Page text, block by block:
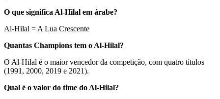
O que significa Al-Hilal em árabe?
Al-Hilal = A Lua Crescente
Quantas Champions tem o Al-Hilal?
O Al-Hilal é o maior vencedor da competição, com quatro títulos
(1991, 2000, 2019 e 2021).
Qual é o valor do time do Al-Hilal?